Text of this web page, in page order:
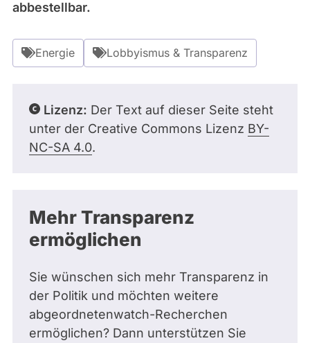
abbestellbar.
Energie Lobbyismus & Transparenz
Lizenz: Der Text auf dieser Seite steht
unter der Creative Commons Lizenz BY-
NC-SA 4.0.
Mehr Transparenz
ermöglichen
Sie wünschen sich mehr Transparenz in
der Politik und möchten weitere
abgeordnetenwatch-Recherchen
ermöglichen? Dann unterstützen Sie